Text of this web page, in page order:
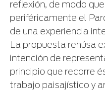
reflexión, de modo
periféricamente el
de una experiencia
La propuesta rehúsa
intención de
principio que recorre
trabajo paisajístico y